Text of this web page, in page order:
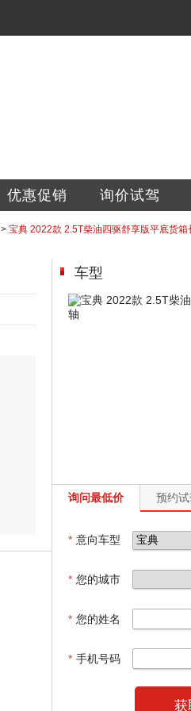
优惠促销 询价试驾
> 宝典 2022款 2.5T柴油四驱舒享版平底货箱
车型
询问最低价 预约
* 意向车型
* 您的城市
* 您的姓名
* 手机号码
获